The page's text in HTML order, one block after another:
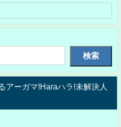
検索
アーガマ!Haraハラ!未解決人